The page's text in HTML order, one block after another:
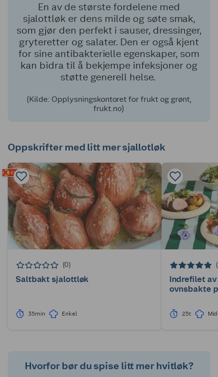
En av de største fordelene med
sjalottløk er dens milde og søte smak,
som gjør den perfekt i sauser, dressinger,
gryteretter og salater. Den er også kjent
for sine antibakterielle egenskaper, som
kan bidra til å bekjempe infeksjoner og
støtte generell helse.
(Kilde: Opplysningskontoret for frukt og grønt,
frukt.no)
Oppskrifter med litt mer sjallotløk
(0)
Saltbakt sjalottløk
35min Enkel
Indrefilet
ovnsbakte
25t
Hvorfor bør du spise litt mer hvitløk?